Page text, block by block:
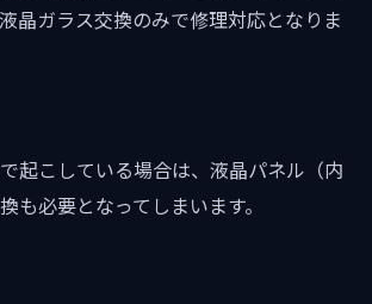
晶ガラス交換のみで修理対応となりま
起こしている場合は、液晶パネル（内
も必要となってしまいます。